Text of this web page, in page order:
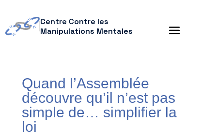
Centre Contre les
Manipulations Mentales
Quand l’Assemblée
découvre qu’il n’est pas
simple de… simplifier la
loi